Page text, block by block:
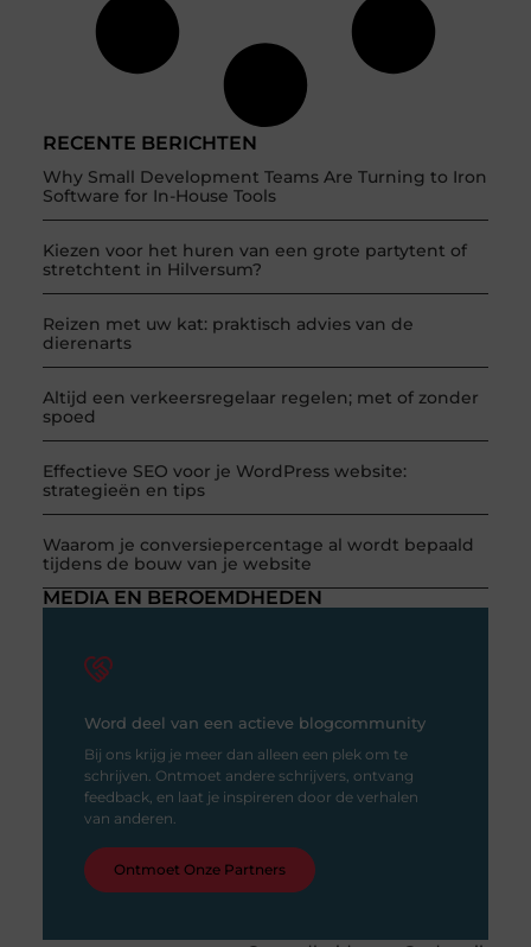
RECENTE BERICHTEN
Why Small Development Teams Are Turning to Iron
Software for In-House Tools
Kiezen voor het huren van een grote partytent of
stretchtent in Hilversum?
Reizen met uw kat: praktisch advies van de
dierenarts
Altijd een verkeersregelaar regelen; met of zonder
spoed
Effectieve SEO voor je WordPress website:
strategieën en tips
Waarom je conversiepercentage al wordt bepaald
tijdens de bouw van je website
MEDIA EN BEROEMDHEDEN
Word deel van een actieve blogcommunity
Bij ons krijg je meer dan alleen een plek om te
schrijven. Ontmoet andere schrijvers, ontvang
feedback, en laat je inspireren door de verhalen
van anderen.
Ontmoet Onze Partners